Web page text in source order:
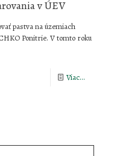
v ÚEV
pastva na územiach
Ponitrie. V tomto roku
Viac...
v